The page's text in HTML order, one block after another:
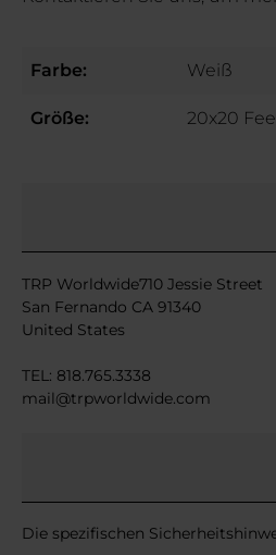
Farbe: Weiß
Größe: 20x20
TRP Worldwide710 Jessie Street
San Fernando CA 91340
United States
TEL: 818.765.3338
mail@trpworldwide.com
Die spezifischen